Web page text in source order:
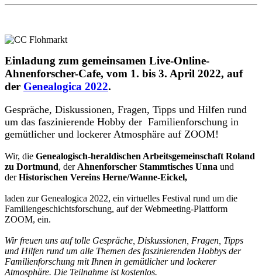
Einladung zum gemeinsamen Live-Online-
Ahnenforscher-Cafe, vom 1. bis 3. April 2022, auf
der Genealogica 2022.
Gespräche, Diskussionen, Fragen, Tipps und Hilfen rund
um das faszinierende Hobby der Familienforschung in
gemütlicher und lockerer Atmosphäre auf ZOOM!
Wir, die Genealogisch-heraldischen Arbeitsgemeinschaft Roland
zu Dortmund, der Ahnenforscher Stammtisches Unna und
derHistorischen Vereins Herne/Wanne-Eickel,
laden zur Genealogica 2022, ein virtuelles Festival rund um die
Familiengeschichtsforschung, auf der Webmeeting-Plattform
ZOOM, ein.
Wir freuen uns auf tolle Gespräche, Diskussionen, Fragen, Tipps
und Hilfen rund um alle Themen des faszinierenden Hobbys der
Familienforschung mit Ihnen in gemütlicher und lockerer
Atmosphäre. Die Teilnahme ist kostenlos.